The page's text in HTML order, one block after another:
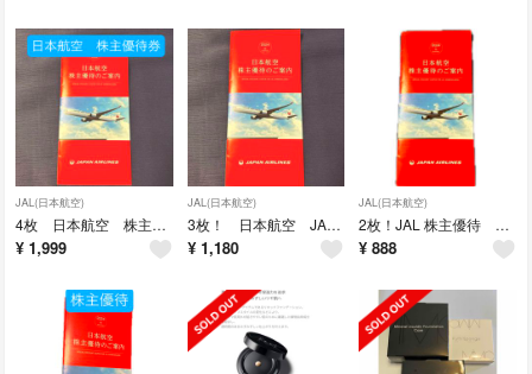
JAL(日本航空)
4枚 日本航空 株主優待券 2025年11月31日
¥ 1,999
JAL(日本航空)
3枚！ 日本航空 JAL 株主優待券 50%オフ
¥ 1,180
JAL(日本航空)
2枚！JAL 株主優待 日本航空
¥ 888